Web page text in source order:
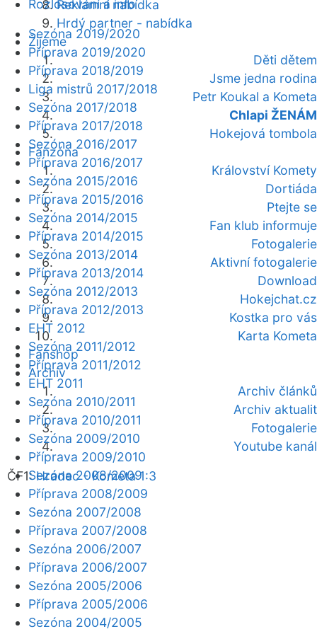
Reklamní nabídka
Hrdý partner - nabídka
Žijeme
Děti dětem
Jsme jedna rodina
Petr Koukal a Kometa
Chlapi ŽENÁM
Hokejová tombola
Fanzóna
Království Komety
Dortiáda
Ptejte se
Fan klub informuje
Fotogalerie
Aktivní fotogalerie
Download
Hokejchat.cz
Kostka pro vás
Karta Kometa
Fanshop
Archiv
Archiv článků
Archiv aktualit
Fotogalerie
Youtube kanál
ČF1:Hradec - Kometa 1:3
Rozlosování a info
Sezóna 2019/2020
Příprava 2019/2020
Příprava 2018/2019
Liga mistrů 2017/2018
Sezóna 2017/2018
Příprava 2017/2018
Sezóna 2016/2017
Příprava 2016/2017
Sezóna 2015/2016
Příprava 2015/2016
Sezóna 2014/2015
Příprava 2014/2015
Sezóna 2013/2014
Příprava 2013/2014
Sezóna 2012/2013
Příprava 2012/2013
EHT 2012
Sezóna 2011/2012
Příprava 2011/2012
EHT 2011
Sezóna 2010/2011
Příprava 2010/2011
Sezóna 2009/2010
Příprava 2009/2010
Sezóna 2008/2009
Příprava 2008/2009
Sezóna 2007/2008
Příprava 2007/2008
Sezóna 2006/2007
Příprava 2006/2007
Sezóna 2005/2006
Příprava 2005/2006
Sezóna 2004/2005